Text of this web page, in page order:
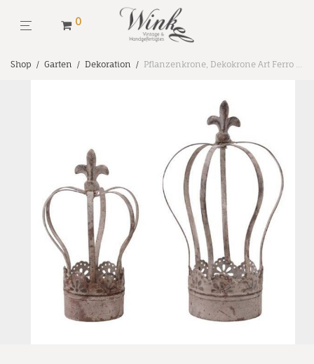
0
Shop / Garten / Dekoration / Pflanzenkrone, Dekokrone Art Ferro aus Metall Gr. M